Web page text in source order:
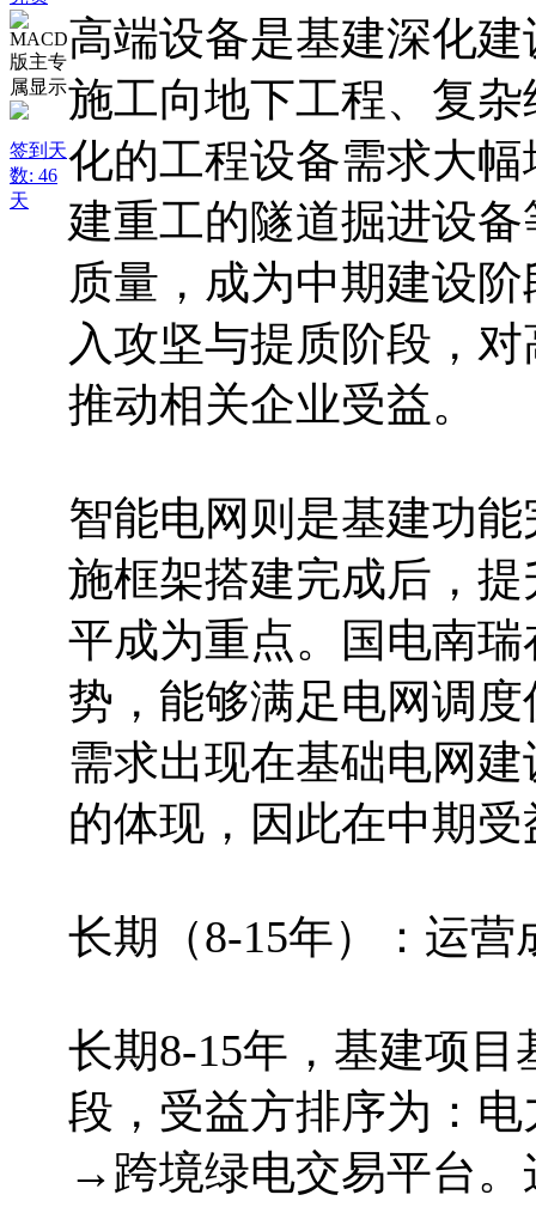
签到天
数: 46
天
高端设备是基建深化
施工向地下工程、复
化的工程设备需求大
建重工的隧道掘进设
质量，成为中期建设
入攻坚与提质阶段，
推动相关企业受益。
智能电网则是基建功
施框架搭建完成后，
平成为重点。国电南
势，能够满足电网调
需求出现在基础电网
的体现，因此在中期
长期（8-15年）：运
长期8-15年，基建项
段，受益方排序为：
→跨境绿电交易平台。